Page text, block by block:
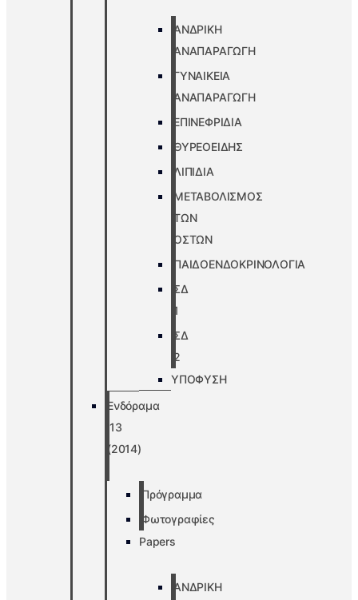
ΑΝΔΡΙΚΗ
ΑΝΑΠΑΡΑΓΩΓΗ
ΓΥΝΑΙΚΕΙΑ
ΑΝΑΠΑΡΑΓΩΓΗ
ΕΠΙΝΕΦΡΙΔΙΑ
ΘΥΡΕΟΕΙΔΗΣ
ΛΙΠΙΔΙΑ
ΜΕΤΑΒΟΛΙΣΜΟΣ
ΤΩΝ
ΟΣΤΩΝ
ΠΑΙΔΟΕΝΔΟΚΡΙΝΟΛΟΓΙΑ
ΣΔ
1
ΣΔ
2
ΥΠΟΦΥΣΗ
Ενδόραμα
’13
(2014)
Πρόγραμμα
Φωτογραφίες
Papers
ΑΝΔΡΙΚΗ